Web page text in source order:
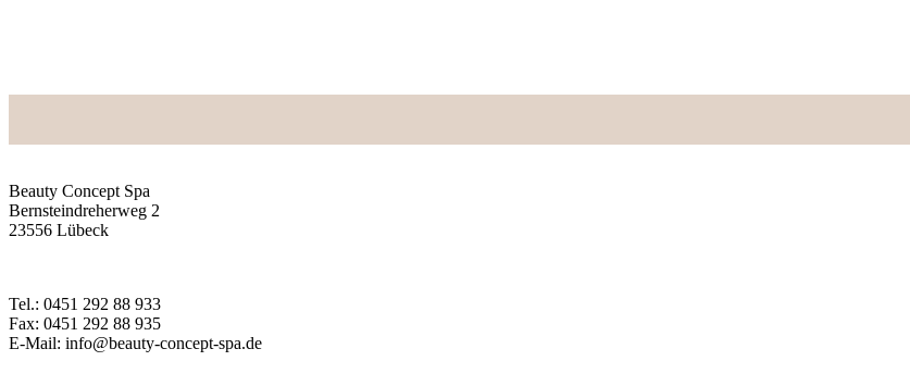
Beauty Concept Spa
Bernsteindreherweg 2
23556 Lübeck
Tel.: 0451 292 88 933
Fax: 0451 292 88 935
E-Mail: info@beauty-concept-spa.de